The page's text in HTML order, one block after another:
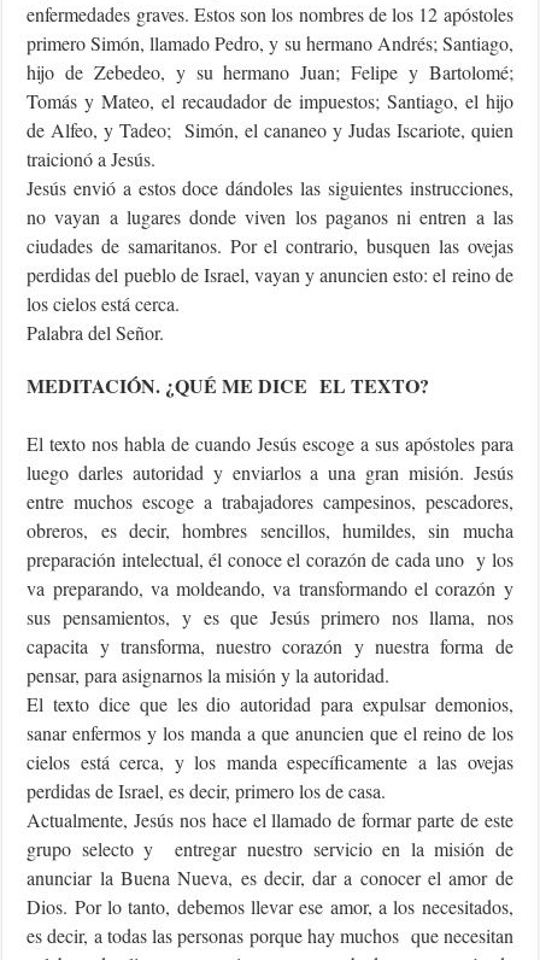
enfermedades graves. Estos son los nombres de los 12 apóstoles
primero Simón, llamado Pedro, y su hermano Andrés; Santiago,
hijo de Zebedeo, y su hermano Juan; Felipe y Bartolomé;
Tomás y Mateo, el recaudador de impuestos; Santiago, el hijo
de Alfeo, y Tadeo; Simón, el cananeo y Judas Iscariote, quien
traicionó a Jesús.
Jesús envió a estos doce dándoles las siguientes instrucciones,
no vayan a lugares donde viven los paganos ni entren a las
ciudades de samaritanos. Por el contrario, busquen las ovejas
perdidas del pueblo de Israel, vayan y anuncien esto: el reino de
los cielos está cerca.
Palabra del Señor.
MEDITACIÓN. ¿QUÉ ME DICE EL TEXTO?
El texto nos habla de cuando Jesús escoge a sus apóstoles para
luego darles autoridad y enviarlos a una gran misión. Jesús
entre muchos escoge a trabajadores campesinos, pescadores,
obreros, es decir, hombres sencillos, humildes, sin mucha
preparación intelectual, él conoce el corazón de cada uno y los
va preparando, va moldeando, va transformando el corazón y
sus pensamientos, y es que Jesús primero nos llama, nos
capacita y transforma, nuestro corazón y nuestra forma de
pensar, para asignarnos la misión y la autoridad.
El texto dice que les dio autoridad para expulsar demonios,
sanar enfermos y los manda a que anuncien que el reino de los
cielos está cerca, y los manda específicamente a las ovejas
perdidas de Israel, es decir, primero los de casa.
Actualmente, Jesús nos hace el llamado de formar parte de este
grupo selecto y entregar nuestro servicio en la misión de
anunciar la Buena Nueva, es decir, dar a conocer el amor de
Dios. Por lo tanto, debemos llevar ese amor, a los necesitados,
es decir, a todas las personas porque hay muchos que necesitan